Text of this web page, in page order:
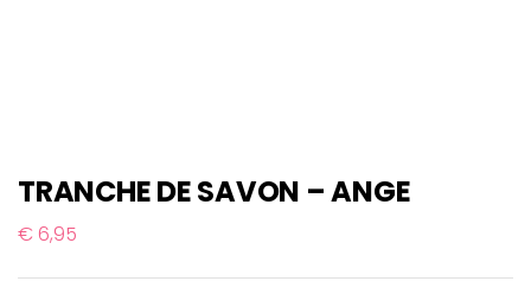
TRANCHE DE SAVON – ANGE
€ 6,95